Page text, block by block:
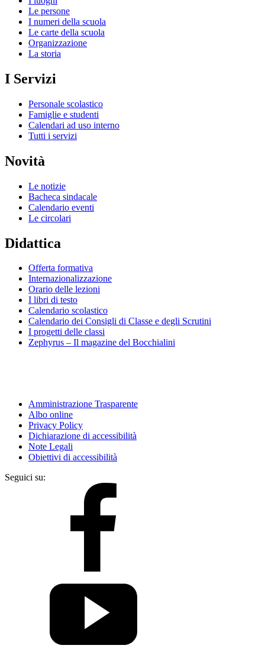
Le persone
I numeri della scuola
Le carte della scuola
Organizzazione
La storia
I Servizi
Personale scolastico
Famiglie e studenti
Calendari ad uso interno
Tutti i servizi
Novità
Le notizie
Bacheca sindacale
Calendario eventi
Le circolari
Didattica
Offerta formativa
Internazionalizzazione
Orario delle lezioni
I libri di testo
Calendario scolastico
Calendario dei Consigli di Classe e degli Scrutini
I progetti delle classi
Zephyrus – Il magazine del Bocchialini
Amministrazione Trasparente
Albo online
Privacy Policy
Dichiarazione di accessibilità
Note Legali
Obiettivi di accessibilità
Seguici su: